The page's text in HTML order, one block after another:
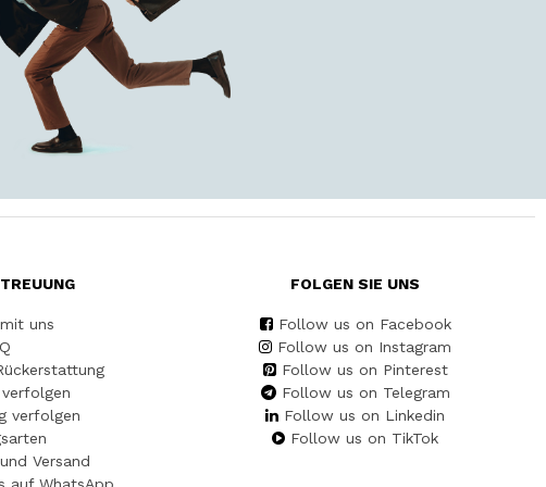
uns
verfolgen
Versand
FOLGEN SIE UNS
Follow us on Facebook
Follow us on Instagram
Follow us on Pinterest
Follow us on Telegram
Follow us on Linkedin
Follow us on TikTok